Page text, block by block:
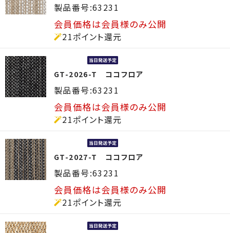
製品番号:63231
会員価格は会員様のみ公開
21ポイント還元
GT-2026-T ココフロア
製品番号:63231
会員価格は会員様のみ公開
21ポイント還元
GT-2027-T ココフロア
製品番号:63231
会員価格は会員様のみ公開
21ポイント還元